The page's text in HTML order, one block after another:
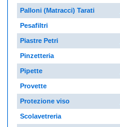
Palloni (Matracci) Tarati
Pesafiltri
Piastre Petri
Pinzetteria
Pipette
Provette
Protezione viso
Scolavetreria